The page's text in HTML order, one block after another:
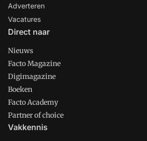
Adverteren
Vacatures
Direct naar
Nieuws
Facto Magazine
Digimagazine
Boeken
Facto Academy
Partner of choice
Vakkennis